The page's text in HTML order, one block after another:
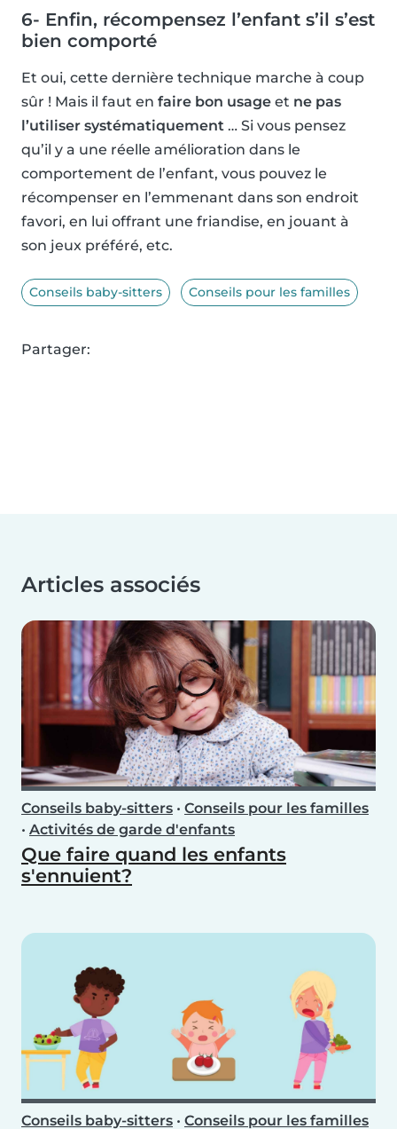
6- Enfin, récompensez l’enfant s’il s’est
bien comporté
Et oui, cette dernière technique marche à coup
sûr ! Mais il faut en faire bon usage et ne pas
l’utiliser systématiquement … Si vous pensez
qu’il y a une réelle amélioration dans le
comportement de l’enfant, vous pouvez le
récompenser en l’emmenant dans son endroit
favori, en lui offrant une friandise, en jouant à
son jeux préféré, etc.
Conseils baby-sitters Conseils pour les familles
Partager:
Articles associés
Conseils baby-sitters • Conseils pour les familles
• Activités de garde d'enfants
Que faire quand les enfants
s'ennuient?
Conseils baby-sitters • Conseils pour les familles